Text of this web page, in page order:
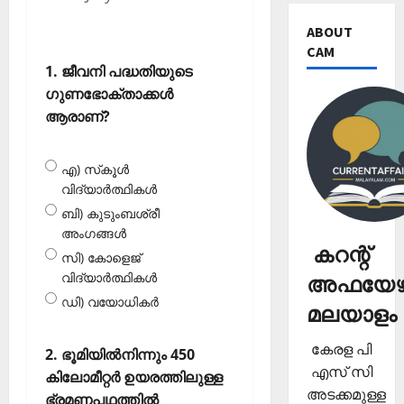
1. ജീവനി പദ്ധതിയുടെ
ഗുണഭോക്താക്കള്‍
ആരാണ്?
എ) സ്‌കൂള്‍
വിദ്യാര്‍ത്ഥികള്‍
ബി) കുടുംബശ്രീ
അംഗങ്ങള്‍
സി) കോളെജ്
വിദ്യാര്‍ത്ഥികള്‍
ഡി) വയോധികര്‍
2. ഭൂമിയില്‍നിന്നും 450
കിലോമീറ്റര്‍ ഉയരത്തിലുള്ള
ഭ്രമണപഥത്തില്‍
ABOUT
CAM
കറന്റ്
മലയാളം
കേരള പി
എസ് സി
അടക്കമുള്ള